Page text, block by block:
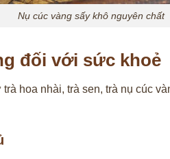
Nụ cúc vàng sấy khô nguyên chất
đối với sức khoẻ
hoa nhài, trà sen, trà nụ cúc